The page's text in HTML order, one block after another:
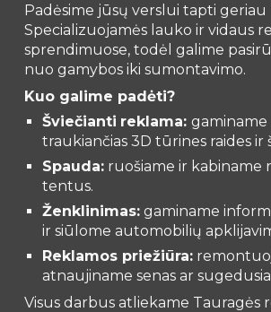
Padėsime jūsų verslui tapti geriau
Specializuojamės lauko ir vidaus
sprendimuose, todėl galime
nuo gamybos iki sumontavimo.
Kuo galime padėti?
Šviečianti reklama:gaminame
traukiančias 3D tūrines raides ir
Spauda: ruošiame ir kabiname
tentus.
Ženklinimas: gaminame
ir siūlome automobilių
Reklamos priežiūra:
atnaujiname senas ar
Visus darbus atliekame Tauragės